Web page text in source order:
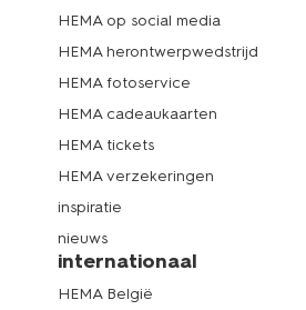
HEMA op social media
HEMA herontwerpwedstrijd
HEMA fotoservice
HEMA cadeaukaarten
HEMA tickets
HEMA verzekeringen
inspiratie
nieuws
internationaal
HEMA België